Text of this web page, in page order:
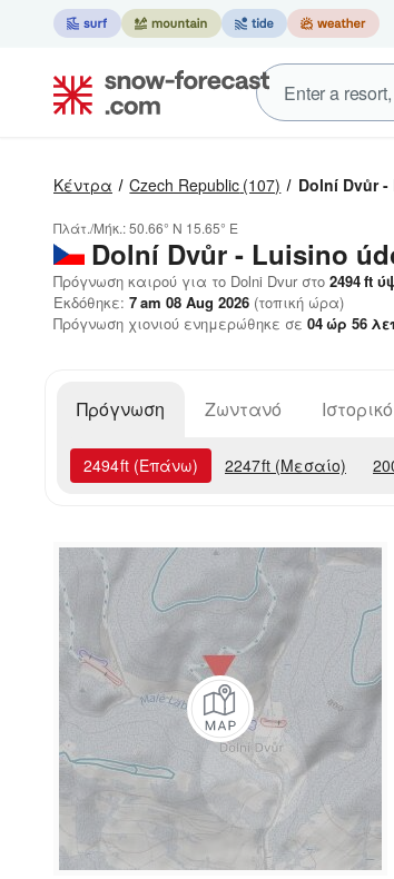
Κέντρα Czech Republic (107) Dolní Dvůr
Πλάτ./Μήκ.:50.66° N 15.65° E
Dolní Dvůr - Luisino
Πρόγνωση καιρού για το Dolni Dvur στο 2494ft
Εκδόθηκε: 7 am 08 Aug 2026 (τοπική ώρα)
Πρόγνωση χιονιού ενημερώθηκε σε 04ώρ 56
Πρόγνωση Ζωντανό
2494ft (Επάνω) 2247ft (Μεσαίο)